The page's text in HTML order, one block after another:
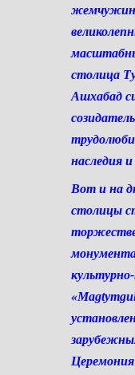
столица
Ашхабад
наследия
Вот и на
столицы